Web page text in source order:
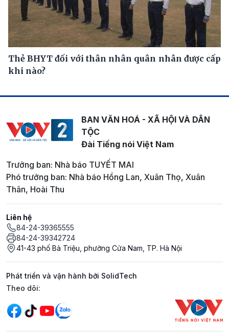
Thẻ BHYT đối với thân nhân quân nhân được cấp
khi nào?
BAN VĂN HOÁ - XÃ HỘI VÀ DÂN
TỘC
Đài Tiếng nói Việt Nam
Trưởng ban: Nhà báo TUYẾT MAI
Phó trưởng ban: Nhà báo Hồng Lan, Xuân Thọ, Xuân
Thân, Hoài Thu
Liên hệ
84-24-39365555
84-24-39342724
41-43 phố Bà Triệu, phường Cửa Nam, TP. Hà Nội
Phát triển và vận hành bởi SolidTech
Mạng xã hội
Theo dõi: